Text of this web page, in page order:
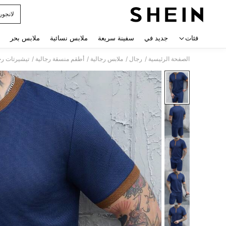
فئات جديد في سفينة سريعة ملابس نسائية ملابس بحر
الصفحة الرئيسية / رجال / ملابس رجالية / أطقم منسقة رجالية / تيشيرتات